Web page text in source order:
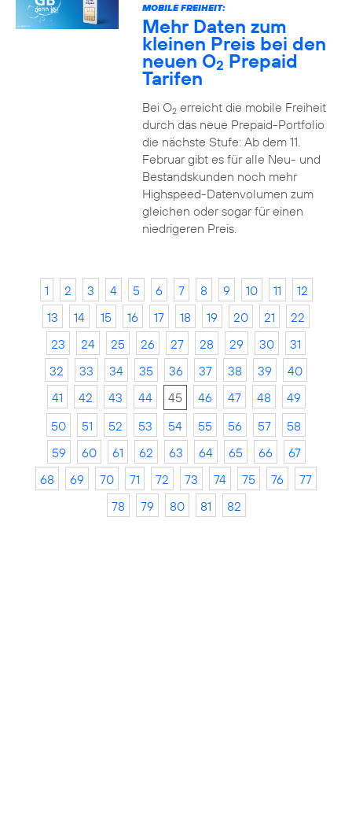
MOBILE FREIHEIT:
Mehr Daten zum
kleinen Preis bei den
neuen O2 Prepaid
Tarifen
Bei O2erreicht die mobile Freiheit
durch das neue Prepaid-Portfolio
die nächste Stufe: Ab dem 11.
Februar gibt es für alle Neu- und
Bestandskunden noch mehr
Highspeed-Datenvolumen zum
gleichen oder sogar für einen
niedrigeren Preis.
1 2 3 4 5 6 7 8 9 10 11
12
13
14 15 16 17 18 19 20 21
22
23
24 25 26 27 28 29 30
31
32
33 34 35 36 37 38 39
40
41
42 43 44 45 46 47 48
49
50
51 52 53 54 55 56 57
58
59
60 61 62 63 64 65 66
67
68
69 70 71 72 73 74 75 76
77
78
79 80 81 82